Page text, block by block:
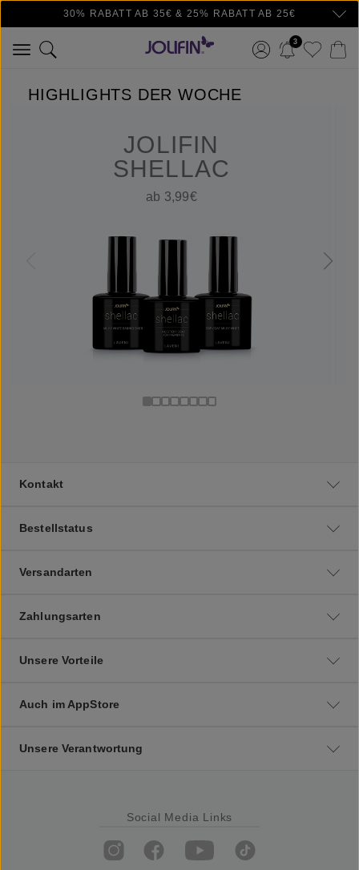
Zum Hauptinhalt springen
30% RABATT AB 35€ & 25% RABATT AB 25€
3
HIGHLIGHTS DER WOCHE
JOLIFIN
SHELLAC
ab 3,99€
Kontakt
Bestellstatus
Versandarten
Zahlungsarten
Unsere Vorteile
Auch im AppStore
Unsere Verantwortung
Social Media Links